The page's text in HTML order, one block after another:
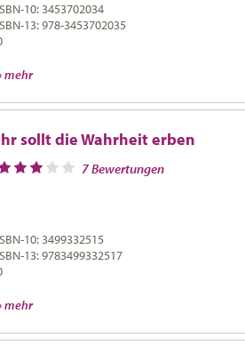
10: 3453702034
13: 978-3453702035
mehr
sollt die Wahrheit erben
7 Bewertungen
10: 3499332515
13: 9783499332517
mehr